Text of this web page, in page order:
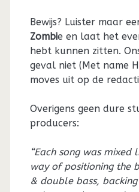
Bewijs? Luister maar
Zombie en laat het
hebt kunnen zitten.
geval niet (Met name
moves uit op de
Overigens geen dure
producers:
“Each song was
way of positioning the
& double bass,